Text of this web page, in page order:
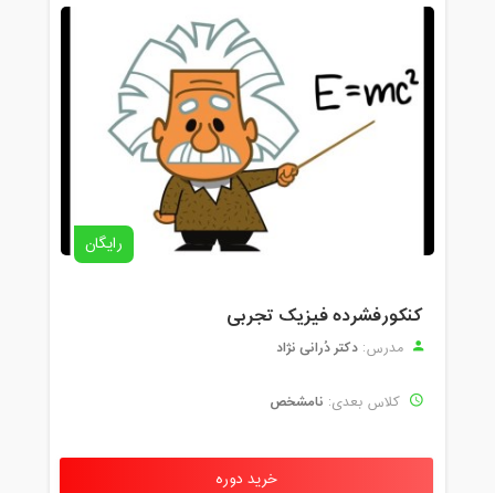
رایگان
کنکورفشرده فیزیک تجربی
مدرس: دکتر دُرانی نژاد
کلاس بعدی: نامشخص
خرید دوره